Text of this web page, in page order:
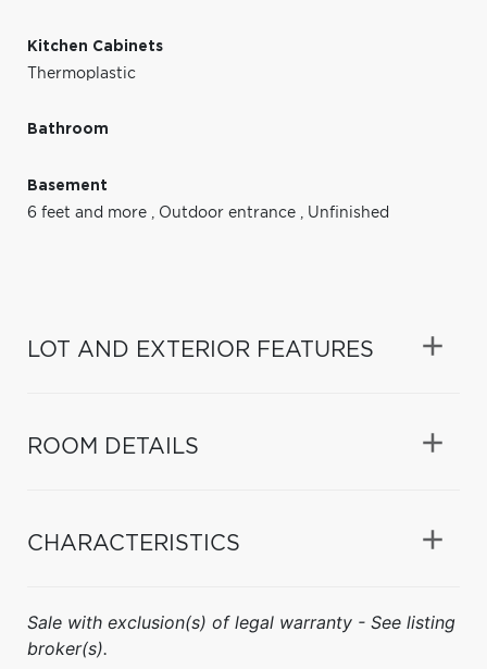
Kitchen Cabinets
Thermoplastic
Bathroom
Basement
6 feet and more , Outdoor entrance , Unfinished
LOT AND EXTERIOR FEATURES
ROOM DETAILS
CHARACTERISTICS
Sale with exclusion(s) of legal warranty - See listing
broker(s).